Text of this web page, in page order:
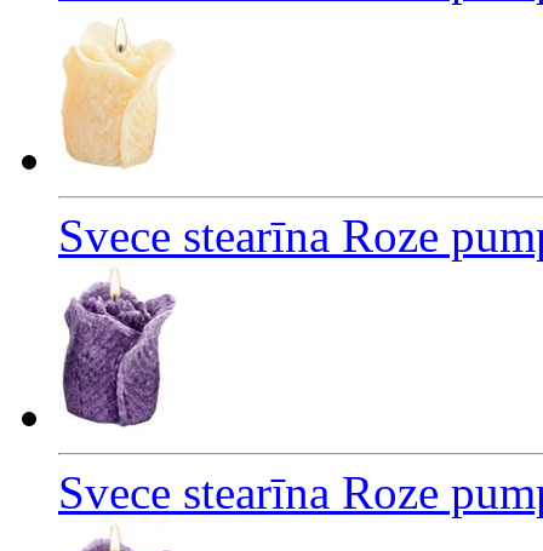
Svece stearīna Roze
Svece stearīna Roze